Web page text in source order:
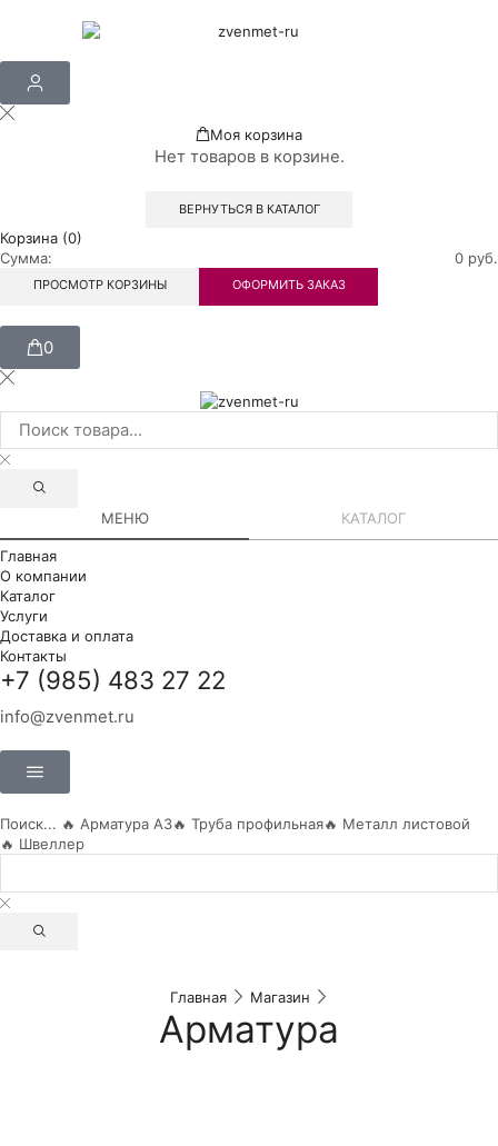
Моя корзина
Нет товаров в корзине.
ВЕРНУТЬСЯ В КАТАЛОГ
Корзина (0)
Сумма:
0 руб.
ПРОСМОТР КОРЗИНЫ ОФОРМИТЬ ЗАКАЗ
0
МЕНЮ КАТАЛОГ
Главная
О компании
Каталог
Услуги
Доставка и оплата
Контакты
+7 (985) 483 27 22
info@zvenmet.ru
Поиск... 🔥 Арматура А3🔥 Труба профильная🔥 Металл листовой
🔥 Швеллер
Главная Магазин
Арматура